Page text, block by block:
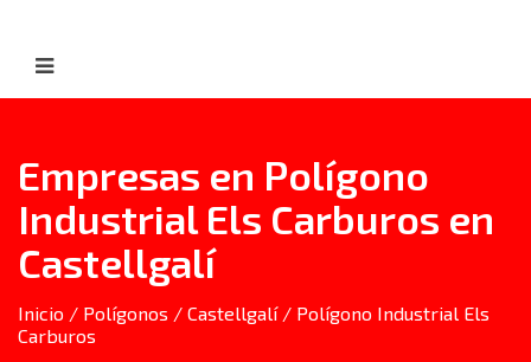
Empresas en Polígono
Industrial Els Carburos en
Castellgalí
Inicio / Polígonos / Castellgalí/ Polígono Industrial Els
Carburos